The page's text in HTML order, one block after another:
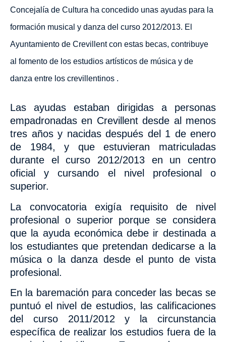
Concejalía de Cultura ha concedido unas ayudas para la
formación musical y danza del curso 2012/2013. El
Ayuntamiento de Crevillent con estas becas, contribuye
al fomento de los estudios artísticos de música y de
danza entre los crevillentinos .
Las ayudas estaban dirigidas a personas
empadronadas en Crevillent desde al menos
tres años y nacidas después del 1 de enero
de 1984, y que estuvieran matriculadas
durante el curso 2012/2013 en un centro
oficial y cursando el nivel profesional o
superior.
La convocatoria exigía requisito de nivel
profesional o superior porque se considera
que la ayuda económica debe ir destinada a
los estudiantes que pretendan dedicarse a la
música o la danza desde el punto de vista
profesional.
En la baremación para conceder las becas se
puntuó el nivel de estudios, las calificaciones
del curso 2011/2012 y la circunstancia
específica de realizar los estudios fuera de la